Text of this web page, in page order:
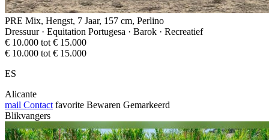
PRE Mix, Hengst, 7 Jaar, 157 cm, Perlino
Dressuur · Equitation Portugesa · Barok · Recreatief
€ 10.000 tot € 15.000
€ 10.000 tot € 15.000
ES
Alicante
mail Contact favorite Bewaren Gemarkeerd
Blikvangers